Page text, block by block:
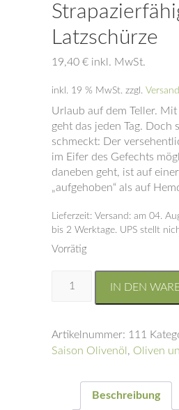
Latzschürze
19,40 € inkl. MwSt.
inkl. 19 % MwSt. zzgl.
Urlaub auf dem Teller. Mit
geht das jeden Tag. Doch
schmeckt: Der
im Eifer des Gefechts
daneben geht, ist auf
„aufgehoben“ als auf
Lieferzeit: Versand: am 04.
bis 2 Werktage. UPS stellt
Vorrätig
IN DEN
Artikelnummer: 111
Saison Olivenöl , Oliven
Beschreibung